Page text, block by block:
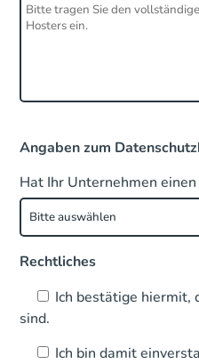
Angaben zum
Hat Ihr Unternehmen
Rechtliches
Ich bestätige hiermit,
sind.
Ich bin damit